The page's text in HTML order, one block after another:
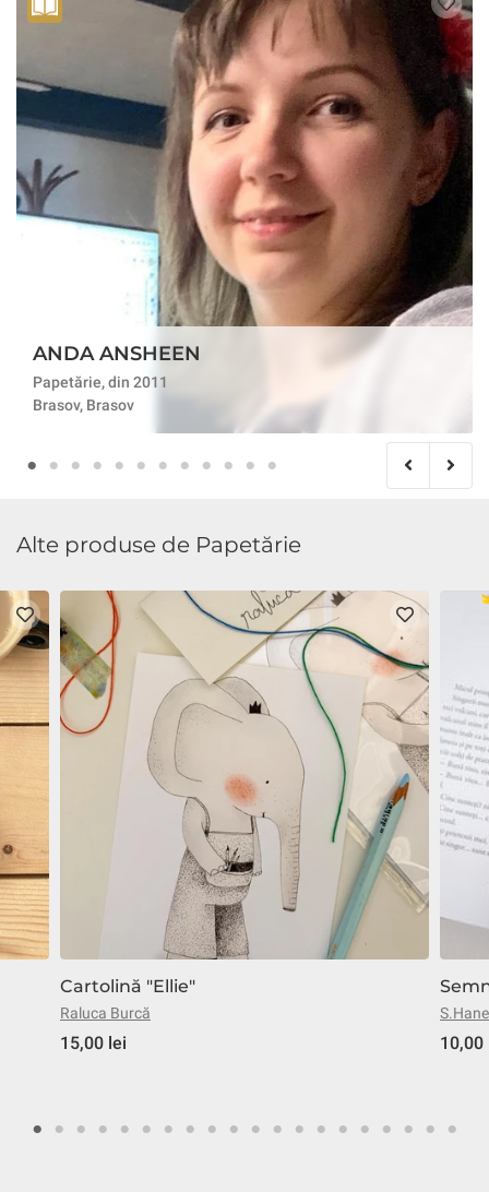
ANDA ANSHEEN
Papetărie, din 2011
Brasov, Brasov
Alte produse de Papetărie
Cartolină "Ellie"
Raluca Burcă
15,00 lei 10,00